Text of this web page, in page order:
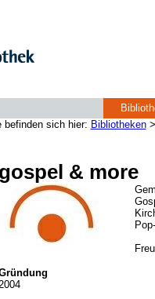
befinden sich hier: Bibliotheken
gospel & more